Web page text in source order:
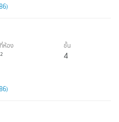
ห้อง
2
ชั้น
4